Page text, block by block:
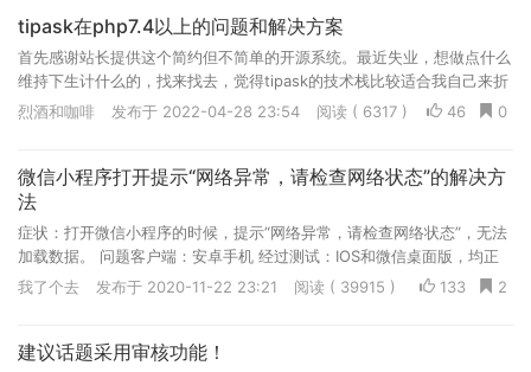
tipask在php7.4以上的问题和解决方案
首先感谢站长提供这个简约但不简单的开源系统。最近失业，想做点什么
维持下生计什么的，找来找去，觉得tipask的技术栈比较适合我自己来折
腾。因为自己本身也是码农，所以laravel这块算是很熟悉...
0
46
烈酒和咖啡 发布于 2022-04-28 23:54 阅读 ( 6317 )
微信小程序打开提示“网络异常，请检查网络状态”的解决方
法
症状：打开微信小程序的时候，提示“网络异常，请检查网络状态”，无法
加载数据。 问题客户端：安卓手机 经过测试：IOS和微信桌面版，均正
常。 唯独安卓手机不行，如下图所示，这个问题不是tip...
2
133
我了个去 发布于 2020-11-22 23:21 阅读 ( 39915 )
建议话题采用审核功能！